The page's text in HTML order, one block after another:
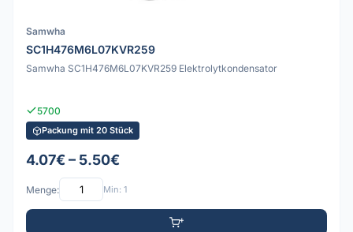
Samwha
SC1H476M6L07KVR259
Samwha SC1H476M6L07KVR259 Elektrolytkondensator
5700
Packung mit 20 Stück
4.07€ – 5.50€
Menge: Min: 1